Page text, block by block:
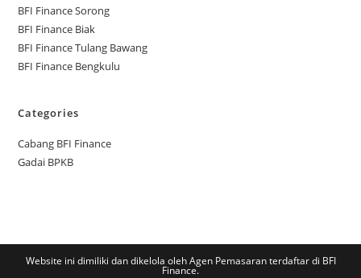
BFI Finance Sorong
BFI Finance Biak
BFI Finance Tulang Bawang
BFI Finance Bengkulu
Categories
Cabang BFI Finance
Gadai BPKB
Website ini dimiliki dan dikelola oleh Agen Pemasaran terdaftar di BFI
Finance.